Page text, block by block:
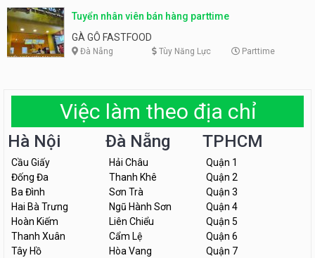
Tuyển nhân viên bán hàng parttime
GÀ GÔ FASTFOOD
Đà Nẵng Tùy Năng Lực Parttime
Việc làm theo địa chỉ
Hà Nội
Cầu Giấy
Đống Đa
Ba Đình
Hai Bà Trưng
Hoàn Kiếm
Thanh Xuân
Tây Hồ
Đà Nẵng
Hải Châu
Thanh Khê
Sơn Trà
Ngũ Hành Sơn
Liên Chiểu
Cẩm Lệ
Hòa Vang
TPHCM
Quận 1
Quận 2
Quận 3
Quận 4
Quận 5
Quận 6
Quận 7